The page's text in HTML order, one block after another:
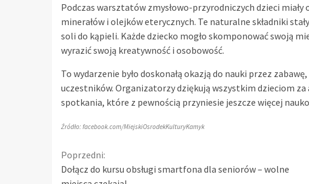
Podczas warsztatów zmysłowo-przyrodniczych dzieci miały
minerałów i olejków eterycznych. Te naturalne składniki
soli do kąpieli. Każde dziecko mogło skomponować swoją
wyrazić swoją kreatywność i osobowość.
To wydarzenie było doskonałą okazją do nauki przez
uczestników. Organizatorzy dziękują wszystkim dzieciom za
spotkania, które z pewnością przyniesie jeszcze więcej
Źródło: facebook.com/MiejskiOsrodekKulturyKamyk
Continue
Poprzedni:
Dołącz do kursu obsługi smartfona dla seniorów – wolne